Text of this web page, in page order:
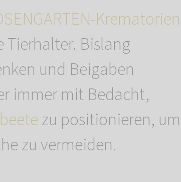
Krematorien
Tierhalter. Bislang
und Beigaben
immer mit Bedacht,
zu positionieren, um
zu vermeiden.